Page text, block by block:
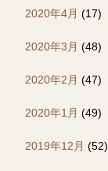
2020年4月 (17)
2020年3月 (48)
2020年2月 (47)
2020年1月 (49)
2019年12月 (52)